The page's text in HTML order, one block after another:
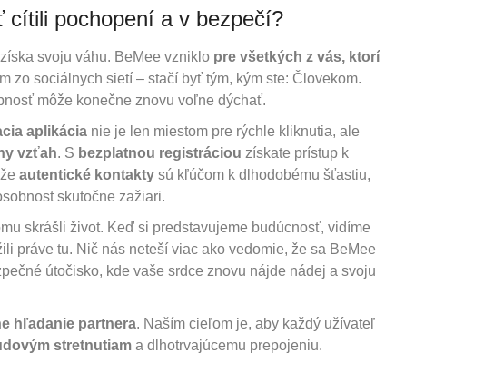
cítili pochopení a v bezpečí?
svoju váhu. BeMee vzniklo pre všetkých z vás, ktorí
zo sociálnych sietí – stačí byť tým, kým ste: Človekom.
môže konečne znovu voľne dýchať.
aplikácianie je len miestom pre rýchle kliknutia, ale
vzťah. S bezplatnou registráciou získate prístup k
autentické kontaktysú kľúčom k dlhodobému šťastiu,
skutočne zažiari.
skrášli život. Keď si predstavujeme budúcnosť, vidíme
práve tu. Nič nás neteší viac ako vedomie, že sa BeMee
útočisko, kde vaše srdce znovu nájde nádej a svoju
hľadanie partnera. Naším cieľom je, aby každý užívateľ
stretnutiam a dlhotrvajúcemu prepojeniu.